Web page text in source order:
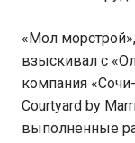
«Мол
взыскивал с
компания
Courtyard by
выполненные